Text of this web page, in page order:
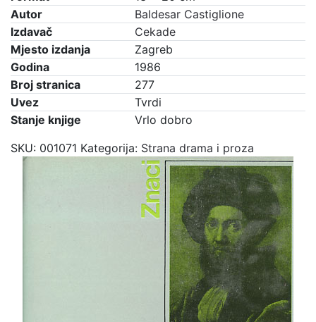
Autor
Baldesar Castiglione
Izdavač
Cekade
Mjesto izdanja
Zagreb
Godina
1986
Broj stranica
277
Uvez
Tvrdi
Stanje knjige
Vrlo dobro
SKU: 001071 Kategorija: Strana drama i proza